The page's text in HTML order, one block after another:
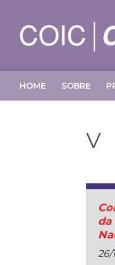
HOME SOBRE
V
da
26/